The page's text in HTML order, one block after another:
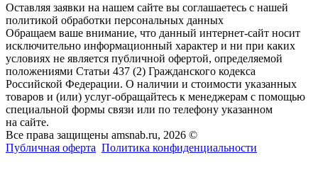
Оставляя заявки на нашем сайте вы соглашаетесь с нашей
политикой обработки персональных данных
Обращаем ваше внимание, что данный интернет-сайт носит
исключительно информационный характер и ни при каких
условиях не является публичной офертой, определяемой
положениями Статьи 437 (2) Гражданского кодекса
Российской Федерации. О наличии и стоимости указанных
товаров и (или) услуг-обращайтесь к менеджерам с помощью
специальной формы связи или по телефону указанном
на сайте.
Все права защищены amsnab.ru, 2026 ©
Публичная оферта Политика конфиденциальности